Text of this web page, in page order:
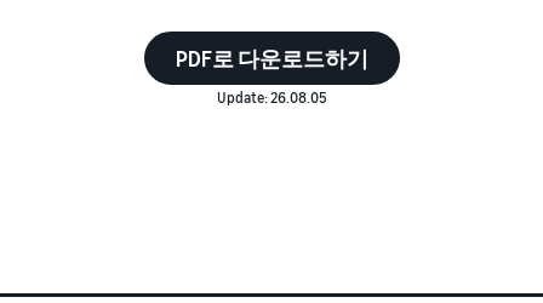
PDF로 다운로드하기
Update: 26.08.05